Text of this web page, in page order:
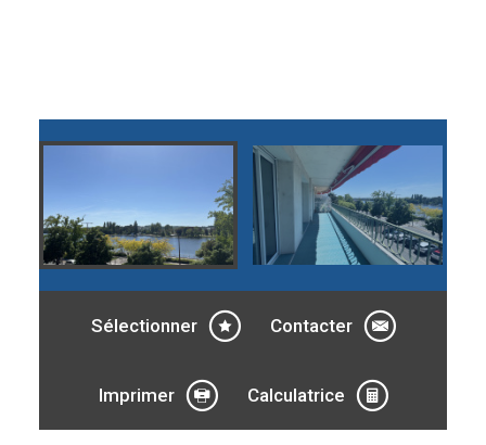
Sélectionner Contacter
Imprimer Calculatrice